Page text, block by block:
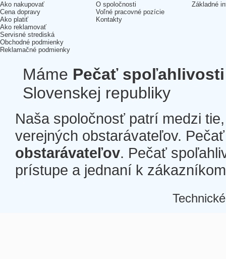
Ako nakupovať
Cena dopravy
Ako platiť
Ako reklamovať
Servisné strediská
Obchodné podmienky
Reklamačné podmienky
O spoločnosti
Voľné pracovné pozície
Kontakty
Základné
Máme Pečať spoľahlivosti
Slovenskej republiky
Naša spoločnosť patrí medzi
verejných obstarávateľov.
obstarávateľov. Pečať
prístupe a jednaní k